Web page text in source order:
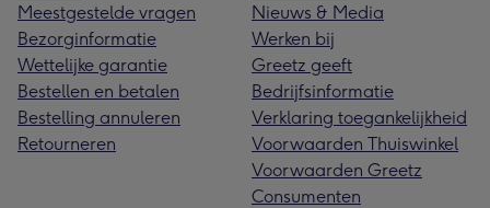
Meestgestelde vragen
Bezorginformatie
Wettelijke garantie
Bestellen en betalen
Bestelling annuleren
Retourneren
Nieuws & Media
Werken bij
Greetz geeft
Bedrijfsinformatie
Verklaring toegankelijkheid
Voorwaarden Thuiswinkel
Voorwaarden Greetz
Consumenten